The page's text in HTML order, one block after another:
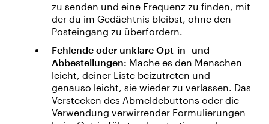
zu senden und eine Frequenz zu finden, mit
der du im Gedächtnis bleibst, ohne den
Posteingang zu überfordern.
Fehlende oder unklare Opt-in- und
Abbestellungen: Mache es den Menschen
leicht, deiner Liste beizutreten und
genauso leicht, sie wieder zu verlassen. Das
Verstecken des Abmeldebuttons oder die
Verwendung verwirrender Formulierungen